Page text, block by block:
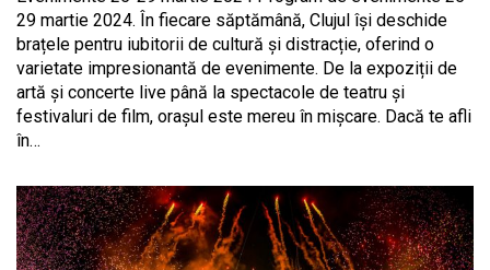
29 martie 2024. În fiecare săptămână, Clujul își deschide
brațele pentru iubitorii de cultură și distracție, oferind o
varietate impresionantă de evenimente. De la expoziții de
artă și concerte live până la spectacole de teatru și
festivaluri de film, orașul este mereu în mișcare. Dacă te afli
în…